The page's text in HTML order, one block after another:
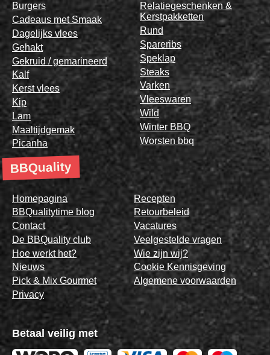
Burgers
Cadeaus met Smaak
Dagelijks vlees
Gehakt
Gekruid / gemarineerd
Kalf
Kerst vlees
Kip
Lam
Maaltijdgemak
Picanha
Relatiegeschenken &
Kerstpakketten
Rund
Spareribs
Speklap
Steaks
Varken
Vleeswaren
Wild
Winter BBQ
Worsten bbq
BBQuality
Homepagina
BBQualitytime blog
Contact
De BBQuality club
Hoe werkt het?
Nieuws
Pick & Mix Gourmet
Privacy
Recepten
Retourbeleid
Vacatures
Veelgestelde vragen
Wie zijn wij?
Cookie Kennisgeving
Algemene voorwaarden
Betaal veilig met